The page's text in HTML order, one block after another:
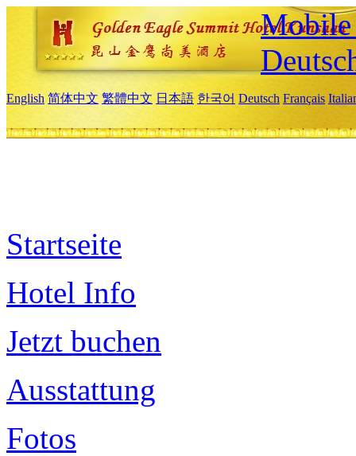
Mobile
English 简体中文 繁體中文 日本語 한국어 Deutsch Français
Startseite
Hotel Info
Jetzt buchen
Ausstattung
Fotos